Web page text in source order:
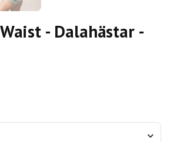
- Dalahästar -